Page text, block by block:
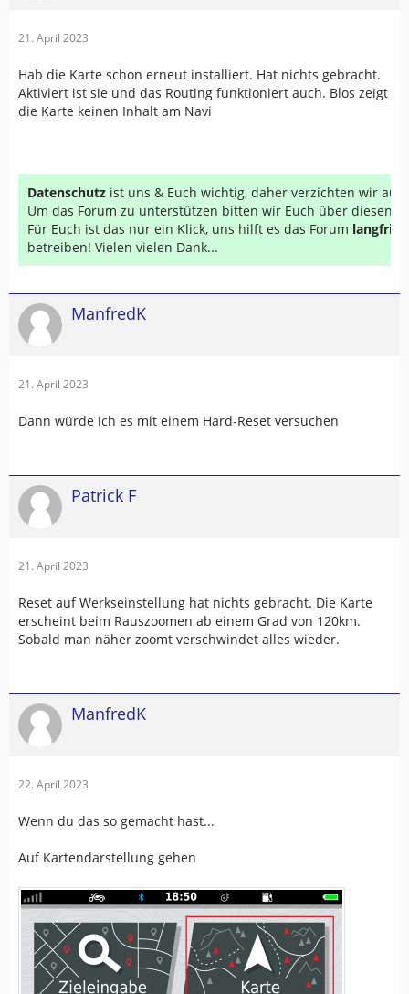
21. April 2023
Hab die Karte schon erneut installiert. Hat nichts gebracht.
Aktiviert ist sie und das Routing funktioniert auch. Blos zeigt
die Karte keinen Inhalt am Navi
Datenschutz ist uns & Euch wichtig, daher verzichten wir auf
Um das Forum zu unterstützen bitten wir Euch über diesen
Für Euch ist das nur ein Klick, uns hilft es das Forum
betreiben! Vielen vielen Dank...
ManfredK
21. April 2023
Dann würde ich es mit einem Hard-Reset versuchen
Patrick F
21. April 2023
Reset auf Werkseinstellung hat nichts gebracht. Die Karte
erscheint beim Rauszoomen ab einem Grad von 120km.
Sobald man näher zoomt verschwindet alles wieder.
ManfredK
22. April 2023
Wenn du das so gemacht hast...
Auf Kartendarstellung gehen